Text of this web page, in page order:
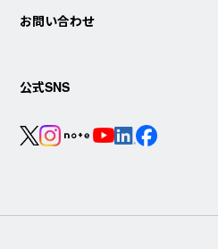
お問い合わせ
公式SNS